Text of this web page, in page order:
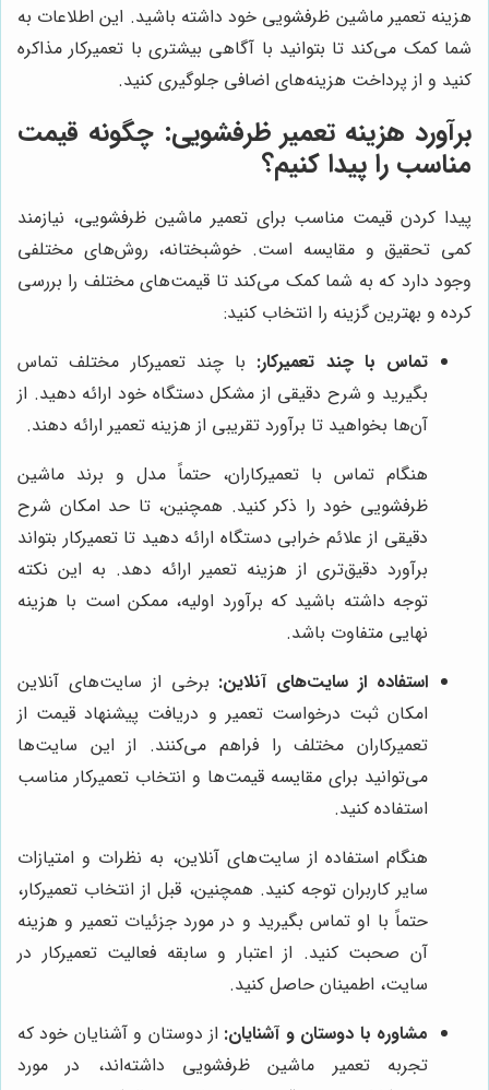
هزینه تعمیر ماشین ظرفشویی خود داشته باشید. این اطلاعات به
شما کمک می‌کند تا بتوانید با آگاهی بیشتری با تعمیرکار مذاکره
کنید و از پرداخت هزینه‌های اضافی جلوگیری کنید.
برآورد هزینه تعمیر ظرفشویی: چگونه قیمت
مناسب را پیدا کنیم؟
پیدا کردن قیمت مناسب برای تعمیر ماشین ظرفشویی، نیازمند
کمی تحقیق و مقایسه است. خوشبختانه، روش‌های مختلفی
وجود دارد که به شما کمک می‌کند تا قیمت‌های مختلف را بررسی
کرده و بهترین گزینه را انتخاب کنید:
تماس با چند تعمیرکار: با چند تعمیرکار مختلف تماس
بگیرید و شرح دقیقی از مشکل دستگاه خود ارائه دهید. از
آن‌ها بخواهید تا برآورد تقریبی از هزینه تعمیر ارائه دهند.
هنگام تماس با تعمیرکاران، حتماً مدل و برند ماشین
ظرفشویی خود را ذکر کنید. همچنین، تا حد امکان شرح
دقیقی از علائم خرابی دستگاه ارائه دهید تا تعمیرکار بتواند
برآورد دقیق‌تری از هزینه تعمیر ارائه دهد. به این نکته
توجه داشته باشید که برآورد اولیه، ممکن است با هزینه
نهایی متفاوت باشد.
استفاده از سایت‌های آنلاین: برخی از سایت‌های آنلاین
امکان ثبت درخواست تعمیر و دریافت پیشنهاد قیمت از
تعمیرکاران مختلف را فراهم می‌کنند. از این سایت‌ها
می‌توانید برای مقایسه قیمت‌ها و انتخاب تعمیرکار مناسب
استفاده کنید.
هنگام استفاده از سایت‌های آنلاین، به نظرات و امتیازات
سایر کاربران توجه کنید. همچنین، قبل از انتخاب تعمیرکار،
حتماً با او تماس بگیرید و در مورد جزئیات تعمیر و هزینه
آن صحبت کنید. از اعتبار و سابقه فعالیت تعمیرکار در
سایت، اطمینان حاصل کنید.
مشاوره با دوستان و آشنایان: از دوستان و آشنایان خود که
تجربه تعمیر ماشین ظرفشویی داشته‌اند، در مورد